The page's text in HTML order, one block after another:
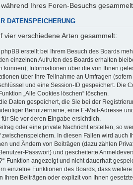
Ihres Foren-Besuchs
DATENSPEICHERUNG
vier verschiedene Arten gesammelt:
erstellt bei Ihrem Besuch des Boards
einzelnen Aufrufen des Boards erhalten
können), Informationen über die von Ihnen
über Ihre Teilnahme an Umfragen
und eine Session-ID gespeichert. Die
„Alle Cookies löschen“ löschen.
Daten gespeichert, die Sie bei der
Benutzername, eine E-Mail-Adresse
Sie vor deren Eingabe ersichtlich.
oder eine private Nachricht erstellen, so
zwischenspeichern. In diesen Fällen wird
und Ändern von Beiträgen (dazu zählen
Passwort) und gescheiterte
Funktion angezeigt und nicht dauerhaft
einzelne Funktionen des Boards, dass
Ihren Beiträgen oder explizit von Ihnen